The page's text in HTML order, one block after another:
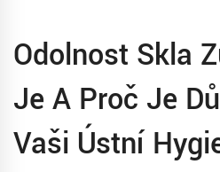
Odolnost Skla
Je A Proč Je
Vaši Ústní